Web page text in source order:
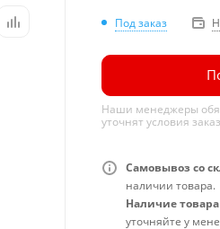
Под заказ
Наши менеджеры
уточнят условия
Самовывоз со
наличии товара.
Наличие товара
уточняйте у